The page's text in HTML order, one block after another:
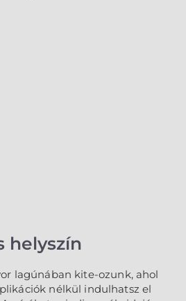
helyszín
lagúnában kite-ozunk, ahol
nélkül indulhatsz el